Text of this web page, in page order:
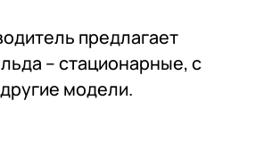
предлагает
– стационарные, с
модели.